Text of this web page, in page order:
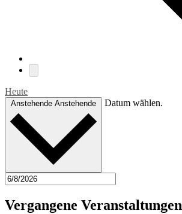
Heute
Anstehende Anstehende Datum wählen.
Vergangene Veranstaltungen